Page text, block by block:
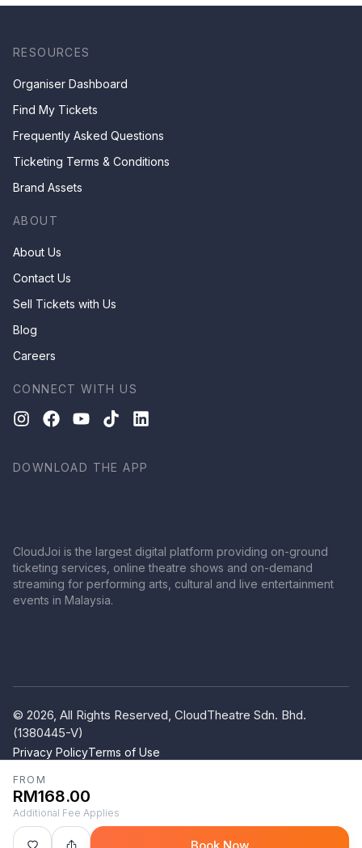
FROM
RM168.00
Additional Fee Applies
RESOURCES
Organiser Dashboard
Find My Tickets
Frequently Asked Questions
Ticketing Terms & Conditions
Brand Assets
ABOUT
About Us
Contact Us
Sell Tickets with Us
Blog
Careers
CONNECT WITH US
DOWNLOAD THE APP
CloudJoi is the largest digital platform providing on-ground
ticketing services, online theatre shows and on-demand
streaming for performing arts, cultural and live entertainment
events in Malaysia.
© 2026, All Rights Reserved, CloudTheatre Sdn. Bhd.
(1380445-V)
Privacy PolicyTerms of Use